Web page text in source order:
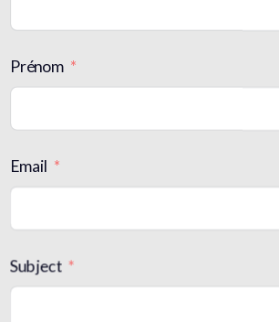
Prénom
Email
Subject